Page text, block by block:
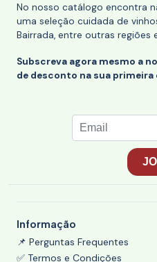
No nosso catálogo encontra
uma seleção cuidada de
Bairrada, entre outras regiões
Subscreva agora mesmo a
de desconto na sua primeira
Informação
📌 Perguntas Frequentes
✅ Termos e Condições